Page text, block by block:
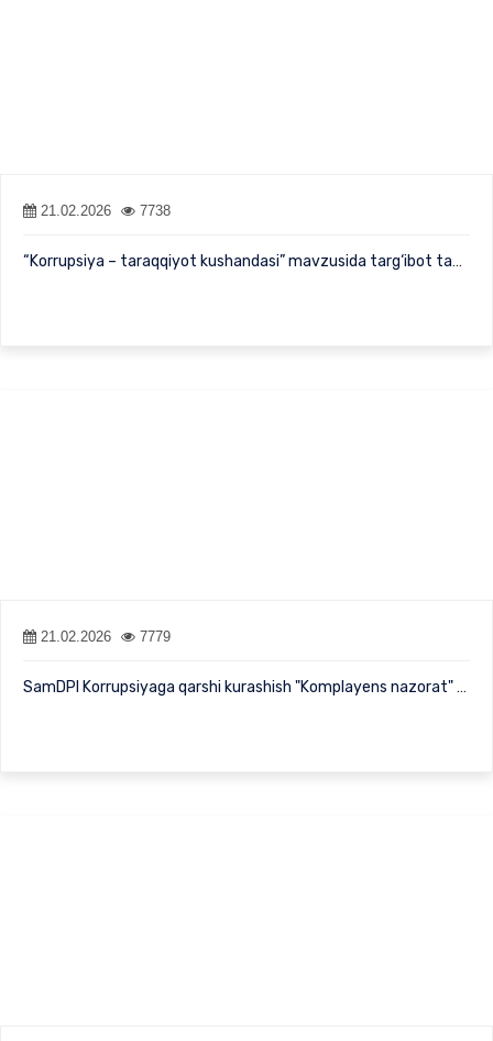
21.02.2026 7738
“Korrupsiya – taraqqiyot kushandasi” mavzusida targ‘ibot tadbiri…
21.02.2026 7779
SamDPI Korrupsiyaga qarshi kurashish "Komplayens nazorat" tizimi…